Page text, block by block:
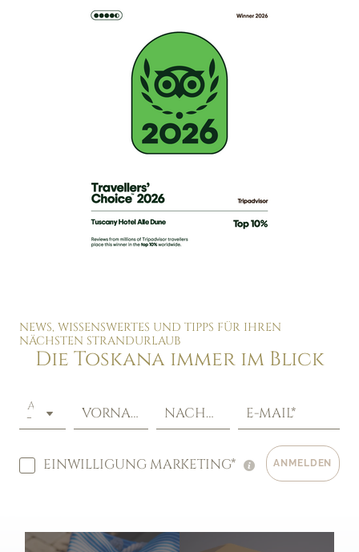
NEWS, WISSENSWERTES UND TIPPS FÜR IHREN
NÄCHSTEN STRANDURLAUB
Die Toskana immer im Blick
VORNAME* NACHNAME* E-MAIL*
EINWILLIGUNG MARKETING* ANMELDEN